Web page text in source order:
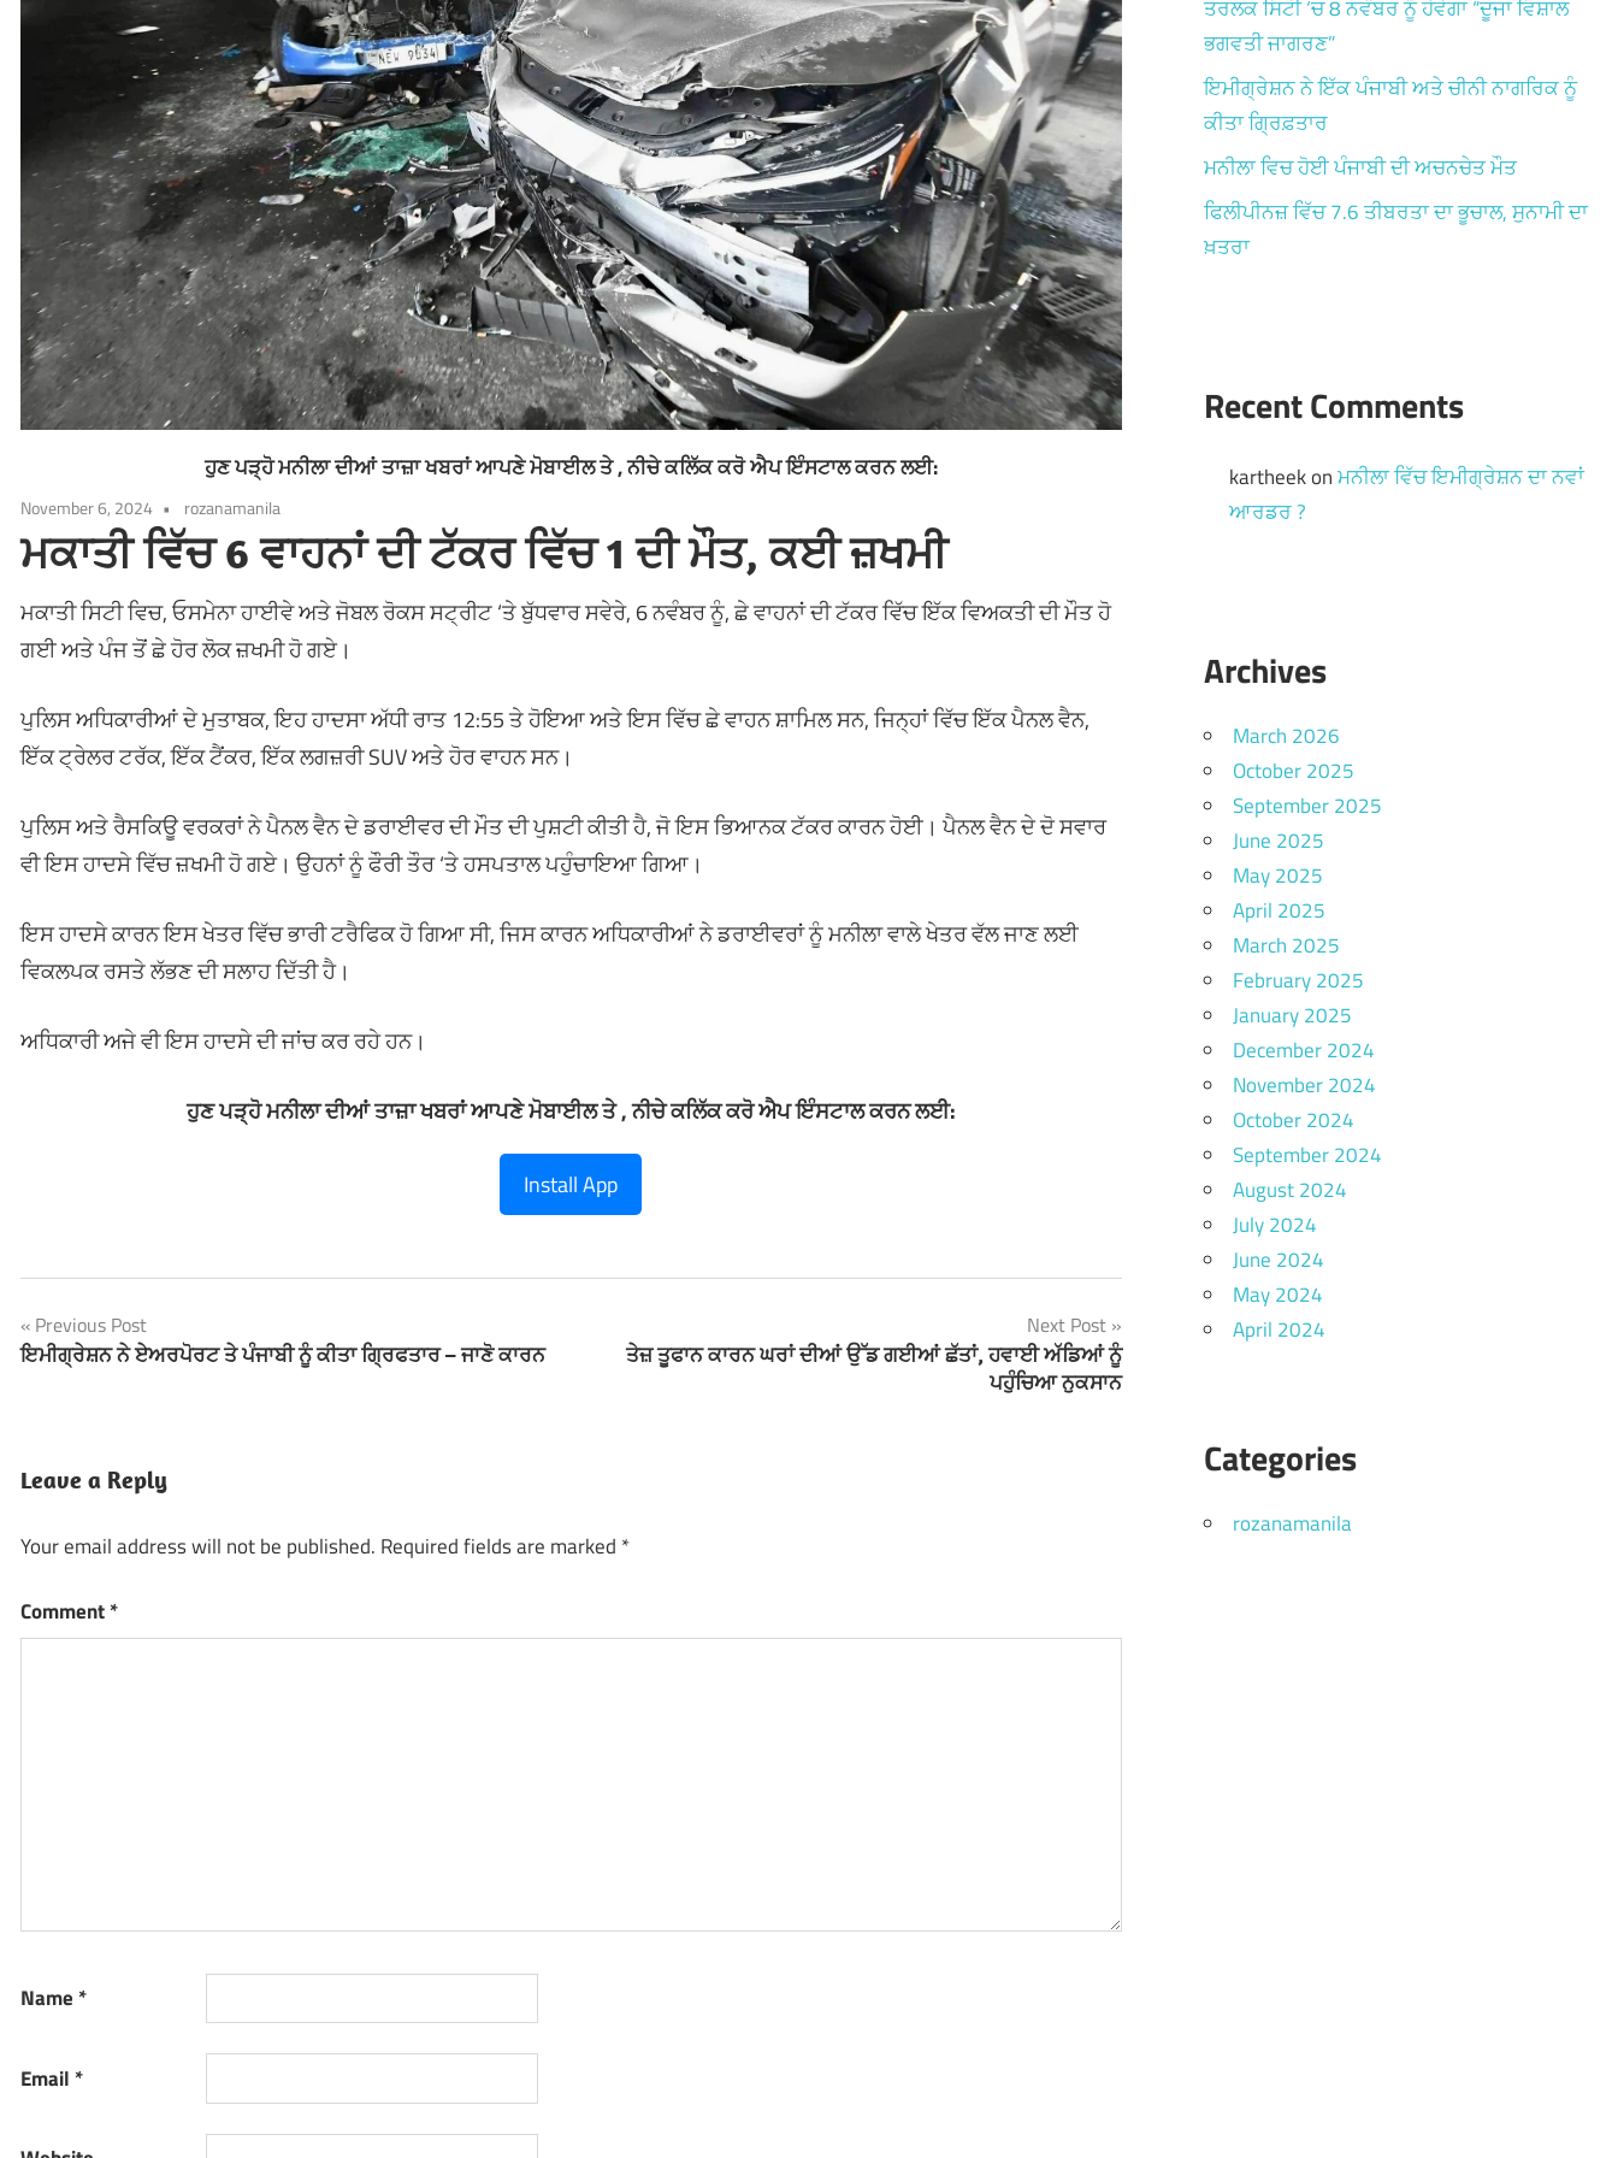
ਹੁਣ ਪੜ੍ਹੋ ਮਨੀਲਾ ਦੀਆਂ ਤਾਜ਼ਾ ਖਬਰਾਂ ਆਪਣੇ ਮੋਬਾਈਲ ਤੇ , ਨੀਚੇ ਕਲਿੱਕ ਕਰੋ ਐਪ ਇੰਸਟਾਲ ਕਰਨ ਲਈ:
November 6, 2024 rozanamanila
ਮਕਾਤੀ ਵਿੱਚ 6 ਵਾਹਨਾਂ ਦੀ ਟੱਕਰ ਵਿੱਚ 1 ਦੀ ਮੌਤ, ਕਈ ਜ਼ਖਮੀ
ਮਕਾਤੀ ਸਿਟੀ ਵਿਚ, ਓਸਮੇਨਾ ਹਾਈਵੇ ਅਤੇ ਜੋਬਲ ਰੋਕਸ ਸਟ੍ਰੀਟ ‘ਤੇ ਬੁੱਧਵਾਰ ਸਵੇਰੇ, 6 ਨਵੰਬਰ ਨੂੰ, ਛੇ ਵਾਹਨਾਂ ਦੀ ਟੱਕਰ ਵਿੱਚ ਇੱਕ ਵਿਅਕਤੀ ਦੀ ਮੌਤ ਹੋ
ਗਈ ਅਤੇ ਪੰਜ ਤੋਂ ਛੇ ਹੋਰ ਲੋਕ ਜ਼ਖਮੀ ਹੋ ਗਏ।
ਪੁਲਿਸ ਅਧਿਕਾਰੀਆਂ ਦੇ ਮੁਤਾਬਕ, ਇਹ ਹਾਦਸਾ ਅੱਧੀ ਰਾਤ 12:55 ਤੇ ਹੋਇਆ ਅਤੇ ਇਸ ਵਿੱਚ ਛੇ ਵਾਹਨ ਸ਼ਾਮਿਲ ਸਨ, ਜਿਨ੍ਹਾਂ ਵਿੱਚ ਇੱਕ ਪੈਨਲ ਵੈਨ,
ਇੱਕ ਟ੍ਰੇਲਰ ਟਰੱਕ, ਇੱਕ ਟੈਂਕਰ, ਇੱਕ ਲਗਜ਼ਰੀ SUV ਅਤੇ ਹੋਰ ਵਾਹਨ ਸਨ।
ਪੁਲਿਸ ਅਤੇ ਰੈਸਕਿਊ ਵਰਕਰਾਂ ਨੇ ਪੈਨਲ ਵੈਨ ਦੇ ਡਰਾਈਵਰ ਦੀ ਮੌਤ ਦੀ ਪੁਸ਼ਟੀ ਕੀਤੀ ਹੈ, ਜੋ ਇਸ ਭਿਆਨਕ ਟੱਕਰ ਕਾਰਨ ਹੋਈ। ਪੈਨਲ ਵੈਨ ਦੇ ਦੋ ਸਵਾਰ
ਵੀ ਇਸ ਹਾਦਸੇ ਵਿੱਚ ਜ਼ਖਮੀ ਹੋ ਗਏ। ਉਹਨਾਂ ਨੂੰ ਫੌਰੀ ਤੌਰ ‘ਤੇ ਹਸਪਤਾਲ ਪਹੁੰਚਾਇਆ ਗਿਆ।
ਇਸ ਹਾਦਸੇ ਕਾਰਨ ਇਸ ਖੇਤਰ ਵਿੱਚ ਭਾਰੀ ਟਰੈਫਿਕ ਹੋ ਗਿਆ ਸੀ, ਜਿਸ ਕਾਰਨ ਅਧਿਕਾਰੀਆਂ ਨੇ ਡਰਾਈਵਰਾਂ ਨੂੰ ਮਨੀਲਾ ਵਾਲੇ ਖੇਤਰ ਵੱਲ ਜਾਣ ਲਈ
ਵਿਕਲਪਕ ਰਸਤੇ ਲੱਭਣ ਦੀ ਸਲਾਹ ਦਿੱਤੀ ਹੈ।
ਅਧਿਕਾਰੀ ਅਜੇ ਵੀ ਇਸ ਹਾਦਸੇ ਦੀ ਜਾਂਚ ਕਰ ਰਹੇ ਹਨ।
ਹੁਣ ਪੜ੍ਹੋ ਮਨੀਲਾ ਦੀਆਂ ਤਾਜ਼ਾ ਖਬਰਾਂ ਆਪਣੇ ਮੋਬਾਈਲ ਤੇ , ਨੀਚੇ ਕਲਿੱਕ ਕਰੋ ਐਪ ਇੰਸਟਾਲ ਕਰਨ ਲਈ:
Install App
Post
Previous Post
ਇਮੀਗ੍ਰੇਸ਼ਨ ਨੇ ਏਅਰਪੋਰਟ ਤੇ ਪੰਜਾਬੀ ਨੂੰ ਕੀਤਾ ਗ੍ਰਿਫਤਾਰ – ਜਾਣੋ ਕਾਰਨ
Next Post
ਤੇਜ਼ ਤੂਫਾਨ ਕਾਰਨ ਘਰਾਂ ਦੀਆਂ ਉੱਡ ਗਈਆਂ ਛੱਤਾਂ, ਹਵਾਈ ਅੱਡਿਆਂ ਨੂੰ
ਪਹੁੰਚਿਆ ਨੁਕਸਾਨ
Leave a Reply
Your email address will not be published. Required fields are marked *
Comment*
Name *
Email *
ਤਰਲਕ ਸਿਟੀ ‘ਚ 8 ਨਵੰਬਰ ਨੂੰ ਹੋਵੇਗਾ “ਦੂਜਾ ਵਿਸ਼ਾਲ
ਭਗਵਤੀ ਜਾਗਰਣ”
ਇਮੀਗ੍ਰੇਸ਼ਨ ਨੇ ਇੱਕ ਪੰਜਾਬੀ ਅਤੇ ਚੀਨੀ ਨਾਗਰਿਕ ਨੂੰ
ਕੀਤਾ ਗ੍ਰਿਫ਼ਤਾਰ
ਮਨੀਲਾ ਵਿਚ ਹੋਈ ਪੰਜਾਬੀ ਦੀ ਅਚਨਚੇਤ ਮੌਤ
ਫਿਲੀਪੀਨਜ਼ ਵਿੱਚ 7.6 ਤੀਬਰਤਾ ਦਾ ਭੂਚਾਲ, ਸੁਨਾਮੀ ਦਾ
ਖ਼ਤਰਾ
Recent Comments
kartheekonਮਨੀਲਾ ਵਿੱਚ ਇਮੀਗ੍ਰੇਸ਼ਨ ਦਾ ਨਵਾਂ
ਆਰਡਰ ?
Archives
March 2026
October 2025
September 2025
June 2025
May 2025
April 2025
March 2025
February 2025
January 2025
December 2024
November 2024
October 2024
September 2024
August 2024
July 2024
June 2024
May 2024
April 2024
Categories
rozanamanila